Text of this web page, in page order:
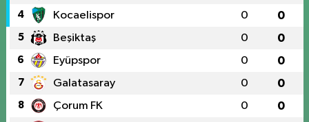
4 Kocaelispor 0 0
5 Beşiktaş 0 0
6 Eyüpspor 0 0
7 Galatasaray 0 0
8 Çorum FK 0 0